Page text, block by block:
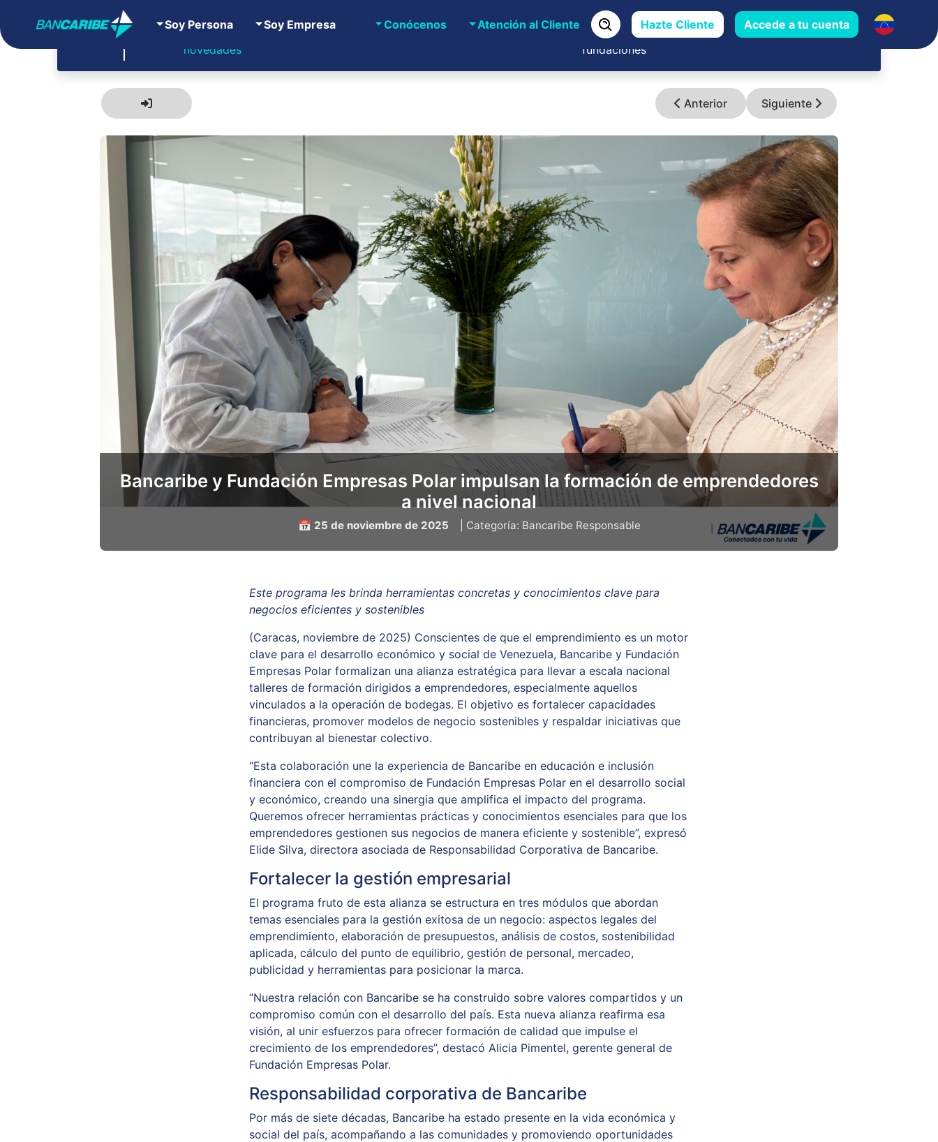
Soy Persona Soy Empresa Conócenos Atención al Cliente Hazte Cliente Accede a tu cuenta
Todas las noticias y
novedades
Bancaribe y sus
fundaciones
Trayectoria Bancaribe
Anterior Siguiente
Bancaribe y Fundación Empresas Polar impulsan la formación de emprendedores
a nivel nacional
📅 25 de noviembre de 2025 | Categoría: Bancaribe Responsable
Este programa les brinda herramientas concretas y conocimientos clave para
negocios eficientes y sostenibles
(Caracas, noviembre de 2025) Conscientes de que el emprendimiento es un motor
clave para el desarrollo económico y social de Venezuela, Bancaribe y Fundación
Empresas Polar formalizan una alianza estratégica para llevar a escala nacional
talleres de formación dirigidos a emprendedores, especialmente aquellos
vinculados a la operación de bodegas. El objetivo es fortalecer capacidades
financieras, promover modelos de negocio sostenibles y respaldar iniciativas que
contribuyan al bienestar colectivo.
“Esta colaboración une la experiencia de Bancaribe en educación e inclusión
financiera con el compromiso de Fundación Empresas Polar en el desarrollo social
y económico, creando una sinergia que amplifica el impacto del programa.
Queremos ofrecer herramientas prácticas y conocimientos esenciales para que los
emprendedores gestionen sus negocios de manera eficiente y sostenible”, expresó
Elide Silva, directora asociada de Responsabilidad Corporativa de Bancaribe.
Fortalecer la gestión empresarial
El programa fruto de esta alianza se estructura en tres módulos que abordan
temas esenciales para la gestión exitosa de un negocio: aspectos legales del
emprendimiento, elaboración de presupuestos, análisis de costos, sostenibilidad
aplicada, cálculo del punto de equilibrio, gestión de personal, mercadeo,
publicidad y herramientas para posicionar la marca.
“Nuestra relación con Bancaribe se ha construido sobre valores compartidos y un
compromiso común con el desarrollo del país. Esta nueva alianza reafirma esa
visión, al unir esfuerzos para ofrecer formación de calidad que impulse el
crecimiento de los emprendedores”, destacó Alicia Pimentel, gerente general de
Fundación Empresas Polar.
Responsabilidad corporativa de Bancaribe
Por más de siete décadas, Bancaribe ha estado presente en la vida económica y
social del país, acompañando a las comunidades y promoviendo oportunidades